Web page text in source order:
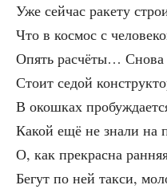
Уже сей­час раке­ту
Что в кос­мос с
Опять рас­чё­ты… Сно­ва
Сто­ит седой
В окош­ках
Какой ещё не зна­ли на
О, как пре­крас­на
Бегут по ней так­си,